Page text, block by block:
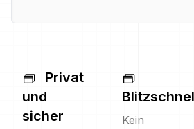
Privat
und
sicher
Kein